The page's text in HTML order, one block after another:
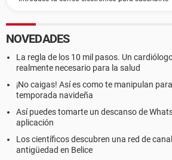
NOVEDADES
La regla de los 10 mil pasos. Un
realmente necesario para la salud
¡No caigas! Así es como te manipulan
temporada navideña
Así puedes tomarte un descanso de
aplicación
Los científicos descubren una red de
antigüedad en Belice